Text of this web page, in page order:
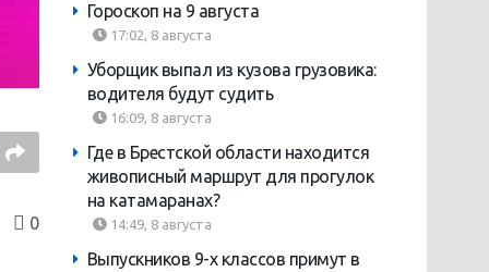
0
Гороскоп на 9 августа
17:02, 8 августа
Уборщик выпал из кузова грузовика:
водителя будут судить
16:09, 8 августа
Где в Брестской области находится
живописный маршрут для прогулок
на катамаранах?
14:49, 8 августа
Выпускников 9-х классов примут в